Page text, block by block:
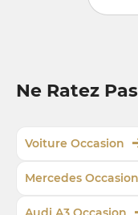
Ne Ratez
Voiture Occasion
Mercedes Occasion